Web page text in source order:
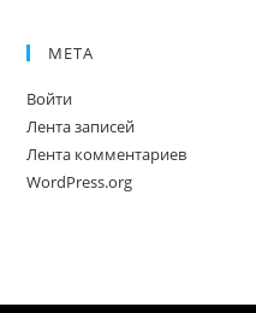
МЕТА
Войти
Лента записей
Лента комментариев
WordPress.org